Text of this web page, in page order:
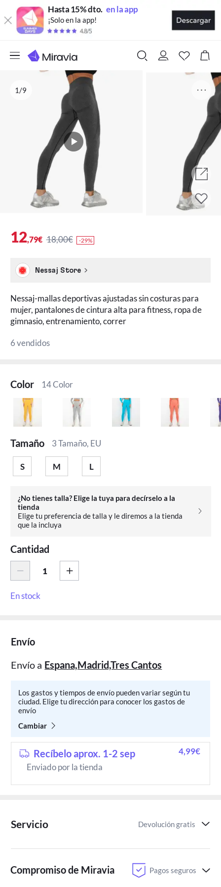
Hasta 15% dto. en la app
¡Solo en la app!
1/9
12,79€ 18,00€ -29%
Nessaj Store
Nessaj-mallas deportivas ajustadas sin costuras para
mujer, pantalones de cintura alta para fitness, ropa de
gimnasio, entrenamiento, correr
6 vendidos
Color 14 Color
Tamaño 3 Tamaño, EU
S M L
¿No tienes talla? Elige la tuya para decírselo a la
tienda
Elige tu preferencia de talla y le diremos a la tienda
que la incluya
Cantidad
En stock
Envío
Envío a Espana,Madrid,Tres Cantos
Los gastos y tiempos de envío pueden variar según tu
ciudad. Elige tu dirección para conocer los gastos de
envío
Cambiar
Recíbelo aprox. 1-2 sep
4,99€
Enviado por la tienda
Servicio Devolución gratis
Compromiso de Miravia Pagos seguros